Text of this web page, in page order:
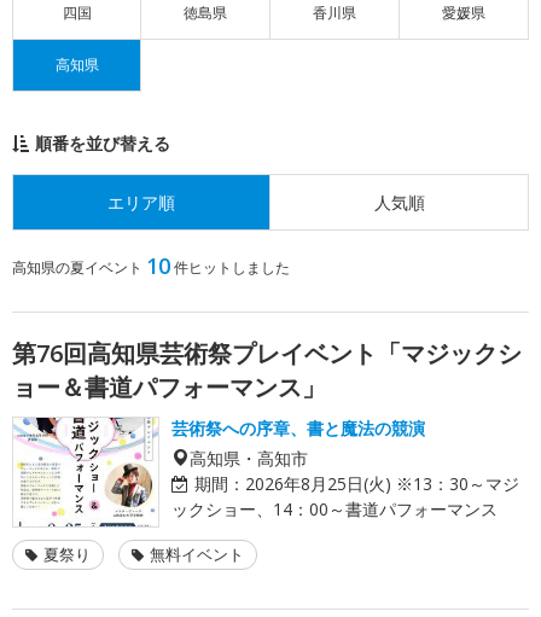
四国 徳島県 香川県 愛媛県
高知県
順番を並び替える
エリア順 人気順
高知県の夏イベント 10件ヒットしました
第76回高知県芸術祭プレイベント「マジックシ
ョー＆書道パフォーマンス」
芸術祭への序章、書と魔法の競演
高知県・高知市
期間： 2026年8月25日(火) ※13：30～マジ
ックショー、14：00～書道パフォーマンス
夏祭り 無料イベント